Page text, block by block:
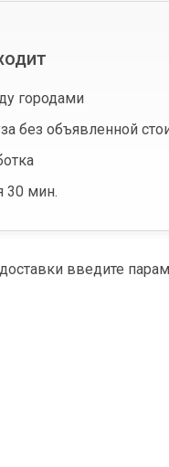
городами
без объявленной
30 мин.
введите